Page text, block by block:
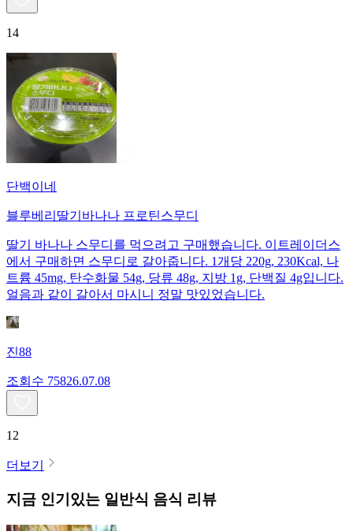
14
단백이네
블루베리딸기바나나 프로틴스무디
딸기 바나나 스무디를 먹으려고 구매했습니다. 이트레이더스
에서 구매하면 스무디로 갈아줍니다. 1개당 220g, 230Kcal, 나
트륨 45mg, 탄수화물 54g, 당류 48g, 지방 1g, 단백질 4g입니다.
얼음과 같이 갈아서 마시니 정말 맛있었습니다.
진88
조회수 75826.07.08
12
더보기
지금 인기있는 일반식 음식 리뷰